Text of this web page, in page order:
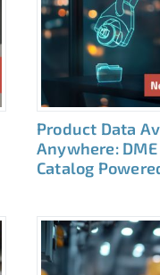
Product Data
Anywhere:
Catalog